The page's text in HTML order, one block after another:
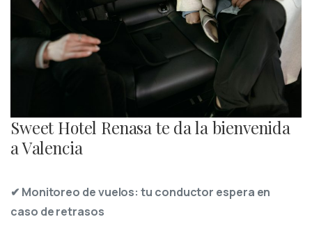
Sweet Hotel Renasa te da la bienvenida
a Valencia
✔ Monitoreo de vuelos: tu conductor espera en
caso de retrasos